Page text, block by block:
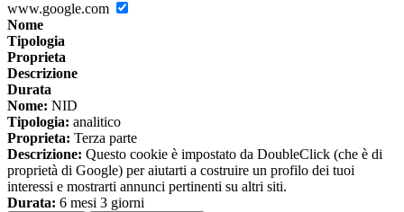
www.google.com
Nome
Tipologia
Proprieta
Descrizione
Durata
Nome: NID
Tipologia: analitico
Proprieta: Terza parte
Descrizione: Questo cookie è impostato da DoubleClick (che è di
proprietà di Google) per aiutarti a costruire un profilo dei tuoi
interessi e mostrarti annunci pertinenti su altri siti.
Durata: 6 mesi 3 giorni